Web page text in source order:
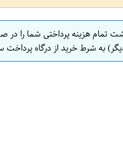
تمام هزینه پرداختی شما
به شرط خرید از درگاه